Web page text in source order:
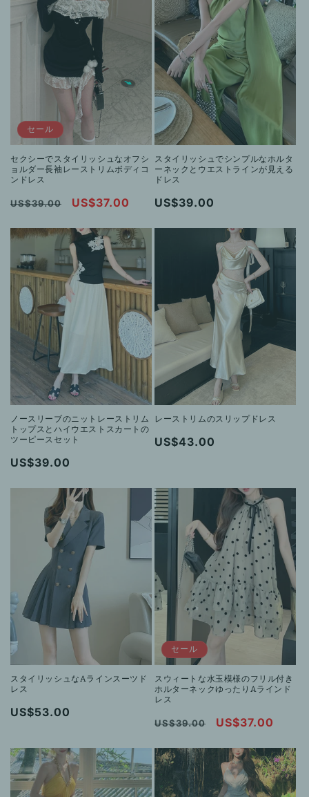
格
格
セール
セクシーでスタイリッシュなオフシ
ョルダー長袖レーストリムボディコ
ンドレス
通
価
格
US$39.00
セ
ル
価
格
US$37.00
スタイリッシュでシンプルなホルタ
ーネックとウエストラインが見える
ドレス
通
US$39.00
ノースリーブのニットレーストリム
トップスとハイウエストスカートの
ツーピースセット
通
US$39.00
レーストリムのスリップドレス
通
格
US$43.00
スタイリッシュなAラインスーツド
レス
通
価
格
US$53.00
セール
スウィートな水玉模様のフリル付き
ホルターネックゆったりAラインド
レス
通
価
格
US$39.00
セ
価
格
US$37.00